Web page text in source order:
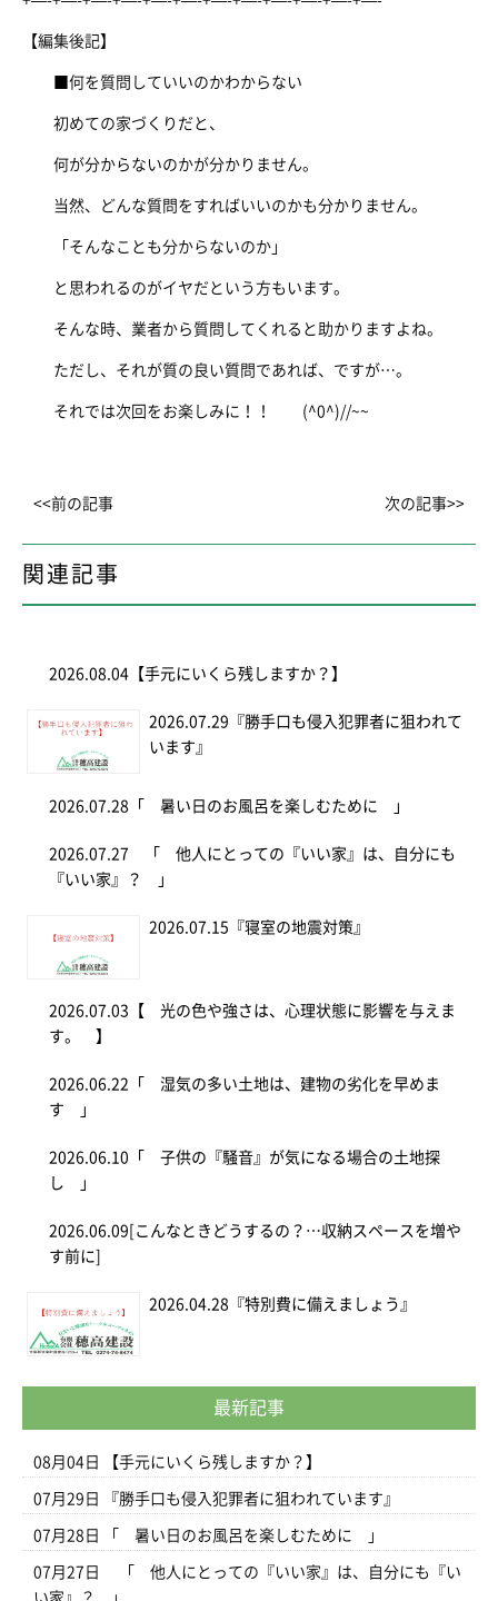
【編集後記】
■何を質問していいのかわからない
初めての家づくりだと、
何が分からないのかが分かりません。
当然、どんな質問をすればいいのかも分かりません。
「そんなことも分からないのか」
と思われるのがイヤだという方もいます。
そんな時、業者から質問してくれると助かりますよね。
ただし、それが質の良い質問であれば、ですが…。
それでは次回をお楽しみに！！ (^0^)//~~
<<前の記事 次の記事>>
関連記事
2026.08.04 【手元にいくら残しますか？】
2026.07.29 『勝手口も侵入犯罪者に狙われて
います』
2026.07.28 「 暑い日のお風呂を楽しむために 」
2026.07.27 「 他人にとっての『いい家』は、自分にも
『いい家』？ 」
2026.07.15 『寝室の地震対策』
2026.07.03 【 光の色や強さは、心理状態に影響を与えま
す。 】
2026.06.22 「 湿気の多い土地は、建物の劣化を早めま
す 」
2026.06.10 「 子供の『騒音』が気になる場合の土地探
し 」
2026.06.09 [こんなときどうするの？…収納スペースを増や
す前に]
2026.04.28 『特別費に備えましょう』
最新記事
08月04日 【手元にいくら残しますか？】
07月29日 『勝手口も侵入犯罪者に狙われています』
07月28日 「 暑い日のお風呂を楽しむために 」
07月27日
「 他人にとっての『いい家』は、自分にも『い
い家』？ 」